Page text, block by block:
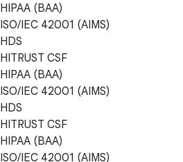
HIPAA (BAA)
ISO/IEC 42001 (AIMS)
HDS
HITRUST CSF
HIPAA (BAA)
ISO/IEC 42001 (AIMS)
HDS
HITRUST CSF
HIPAA (BAA)
ISO/IEC 42001 (AIMS)